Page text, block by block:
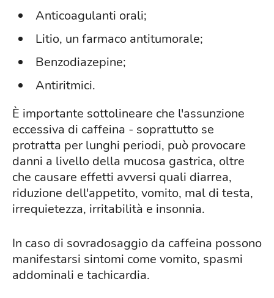
Anticoagulanti orali;
Litio, un farmaco antitumorale;
Benzodiazepine;
Antiritmici.
È importante sottolineare che l'assunzione
eccessiva di caffeina - soprattutto se
protratta per lunghi periodi, può provocare
danni a livello della mucosa gastrica, oltre
che causare effetti avversi quali diarrea,
riduzione dell'appetito, vomito, mal di testa,
irrequietezza, irritabilità e insonnia.
In caso di sovradosaggio da caffeina possono
manifestarsi sintomi come vomito, spasmi
addominali e tachicardia.